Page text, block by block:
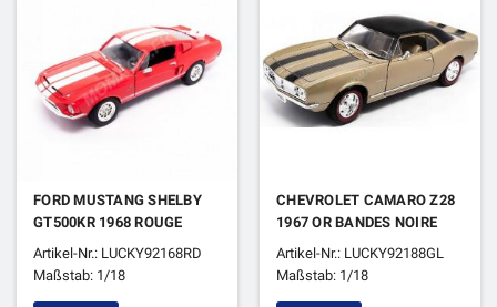
FORD MUSTANG SHELBY
GT500KR 1968 ROUGE
Artikel-Nr.: LUCKY92168RD
Maßstab: 1/18
CHEVROLET CAMARO Z28
1967 OR BANDES NOIRE
Artikel-Nr.: LUCKY92188GL
Maßstab: 1/18